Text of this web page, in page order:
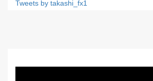
Tweets by takashi_fx1